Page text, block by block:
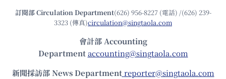
訂閱部 Circulation Department(626) 956-8227 (電話) /(626) 239-
3323 (傳真)circulation@singtaola.com
會計部 Accounting
Department accounting@singtaola.com
新聞採訪部 News Department reporter@singtaola.com